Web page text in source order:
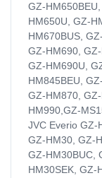
GZ-
HM650U, GZ-
HM670BUS,
GZ-HM690,
GZ-HM690U,
HM845BEU,
GZ-HM870,
HM990,GZ-
JVC Everio GZ-
GZ-HM30, GZ-
GZ-HM30BUC,
HM30SEK, GZ-